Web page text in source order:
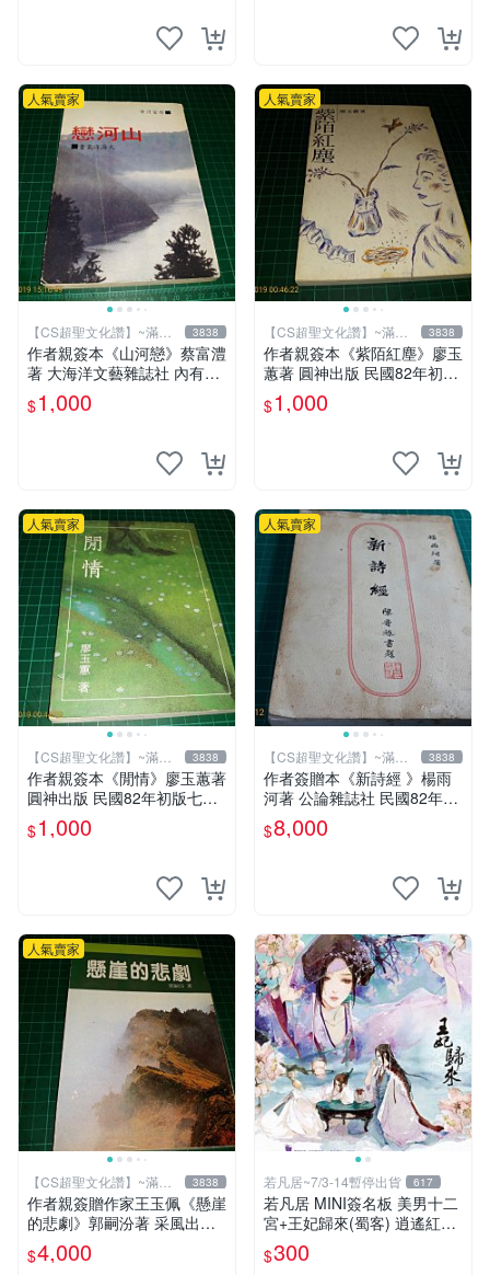
人氣賣家
【CS超聖文化讚】~滿千
元送運
3838
作者親簽本《山河戀》蔡富澧
著 大海洋文藝雜誌社 內有註
記【CS超聖文化讚】
$1,000
人氣賣家
【CS超聖文化讚】~滿千
元送運
3838
作者親簽本《紫陌紅塵》廖玉
蕙著 圓神出版 民國82年初版
六刷 【CS超聖文化讚】
$1,000
人氣賣家
【CS超聖文化讚】~滿千
元送運
3838
作者親簽本《閒情》廖玉蕙著
圓神出版 民國82年初版七刷
【CS超聖文化讚】
$1,000
人氣賣家
【CS超聖文化讚】~滿千
元送運
3838
作者簽贈本《新詩經 》楊雨
河著 公論雜誌社 民國82年初
版 書有泛黃 內有作者合照
【CS 超聖文化讚】
$8,000
人氣賣家
【CS超聖文化讚】~滿千
元送運
3838
作者親簽贈作家王玉佩《懸崖
的悲劇》郭嗣汾著 采風出版
民國77年初版 【CS超聖文化
讚】
$4,000
若凡居~7/3-14暫停出貨 617
若凡居 MINI簽名板 美男十二
宮+王妃歸來(蜀客) 逍遙紅塵
&貓君笑豬&何何舞 親筆簽名
簽名板
$300